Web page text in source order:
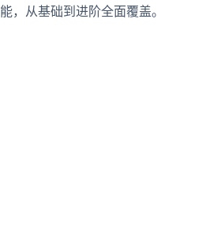
从基础到进阶全面覆盖。